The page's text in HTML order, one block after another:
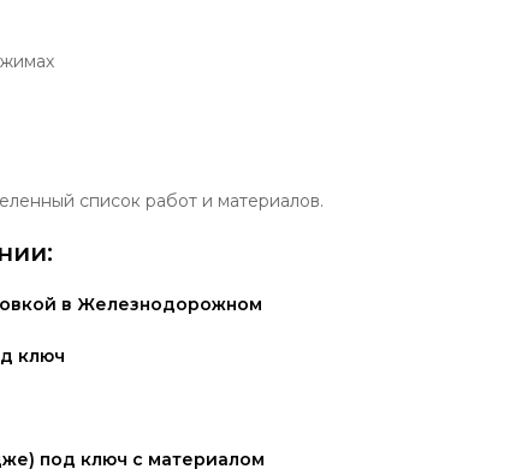
список работ и материалов.
в Железнодорожном